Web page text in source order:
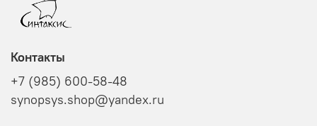
Контакты
+7 (985) 600-58-48
synopsys.shop@yandex.ru